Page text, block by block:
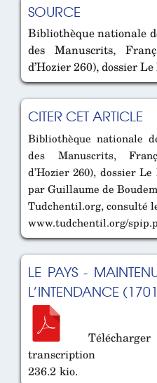
SOURCE
Bibliothèque nationale
des Manuscrits,
d’Hozier 260), dossier
CITER CET ARTICLE
Bibliothèque nationale
des Manuscrits,
d’Hozier 260), dossier
par Guillaume de
Tudchentil.org, consulté
www.tudchentil.org/
LE PAYS -
L’INTENDANCE
transcription
236.2 kio.